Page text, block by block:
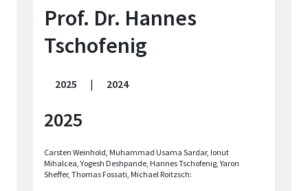
Prof. Dr. Hannes
Tschofenig
2025 | 2024
2025
Carsten Weinhold, Muhammad Usama Sardar, Ionut
Mihalcea, Yogesh Deshpande, Hannes Tschofenig, Yaron
Sheffer, Thomas Fossati, Michael Roitzsch: